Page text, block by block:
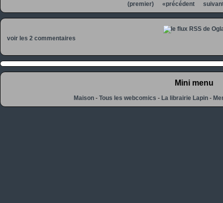
(premier) «précédent
voir les 2 commentaires
Mini menu
Maison -Tous les webcomics -La librairie Lapin -